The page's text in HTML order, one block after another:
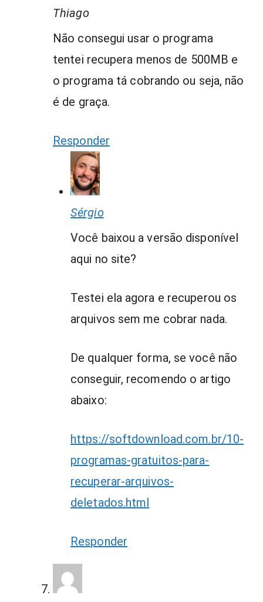
Thiago
Não consegui usar o programa
tentei recupera menos de 500MB e
o programa tá cobrando ou seja, não
é de graça.
Responder
Sérgio
Você baixou a versão disponível
aqui no site?
Testei ela agora e recuperou os
arquivos sem me cobrar nada.
De qualquer forma, se você não
conseguir, recomendo o artigo
abaixo:
https://softdownload.com.br/10-
programas-gratuitos-para-
recuperar-arquivos-
deletados.html
Responder